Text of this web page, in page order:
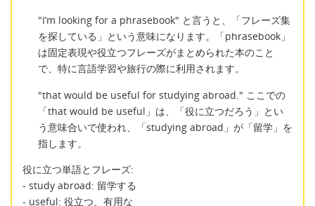
"I’m looking for a phrasebook" と言うと、「フレーズ集
を探している」という意味になります。「phrasebook」
は固定表現や役立つフレーズがまとめられた本のこと
で、特に言語学習や旅行の際に利用されます。
"that would be useful for studying abroad." ここでの
「that would be useful」は、「役に立つだろう」とい
う意味合いで使われ、「studying abroad」が「留学」を
指します。
役に立つ単語とフレーズ:
- study abroad: 留学する
- useful: 役立つ、有用な